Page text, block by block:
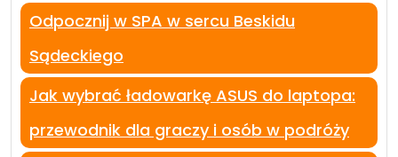
Odpocznij w SPA w sercu Beskidu
Sądeckiego
Jak wybrać ładowarkę ASUS do laptopa:
przewodnik dla graczy i osób w podróży